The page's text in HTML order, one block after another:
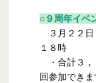
○９周年イベ
３月２２日
１８時
・合計３，
回参加できま